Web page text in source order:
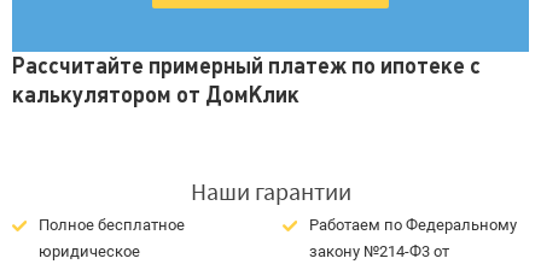
Рассчитайте примерный платеж по ипотеке с
калькулятором от ДомКлик
Наши гарантии
Полное бесплатное
юридическое
Работаем по Федеральному
закону №214-Ф3 от